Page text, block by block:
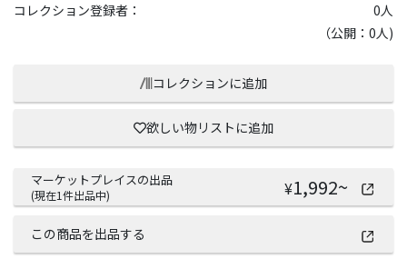
コレクション登録者：
0人
（公開：0人)
コレクションに追加
欲しい物リストに追加
マーケットプレイスの出品
(現在1件出品中) ¥1,992~
この商品を出品する